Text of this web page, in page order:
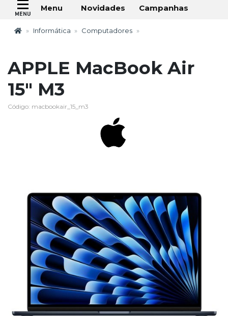
Menu Novidades Campanhas
Informática Computadores
APPLE MacBook Air
15" M3
Código: macbookair_15_m3